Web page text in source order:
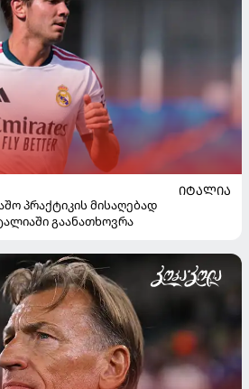
ᲘᲢᲐᲚᲘᲐ
პრაქტიკის მისაღებად
გაანათხოვრა